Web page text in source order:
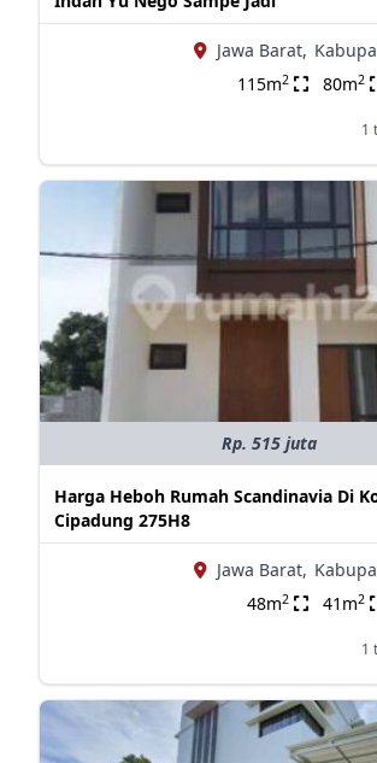
Jawa Barat,
115m2 80m2
1
Rp. 515 juta
Harga Heboh Rumah Scandinavia Di
Cipadung 275H8
Jawa Barat,
48m2 41m2
1